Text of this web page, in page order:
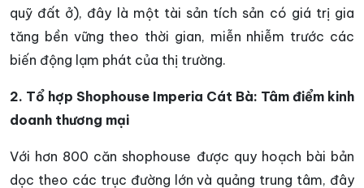
quỹ đất ở), đây là một tài sản tích sản có giá trị gia
tăng bền vững theo thời gian, miễn nhiễm trước các
biến động lạm phát của thị trường.
2. Tổ hợp Shophouse Imperia Cát Bà: Tâm điểm kinh
doanh thương mại
Với hơn 800 căn shophouse được quy hoạch bài bản
dọc theo các trục đường lớn và quảng trung tâm, đây